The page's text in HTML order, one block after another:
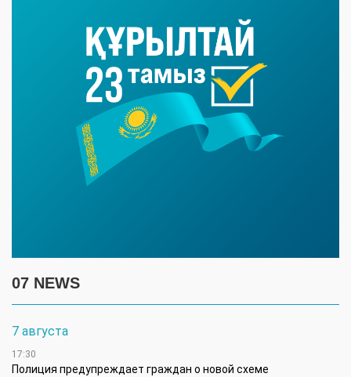
07 NEWS
7 августа
17:30
Полиция предупреждает граждан о новой схеме